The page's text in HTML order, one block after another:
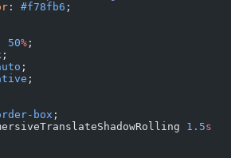
: #f78fb6 ;
50% ;
;
;
;
box ;
1.5s